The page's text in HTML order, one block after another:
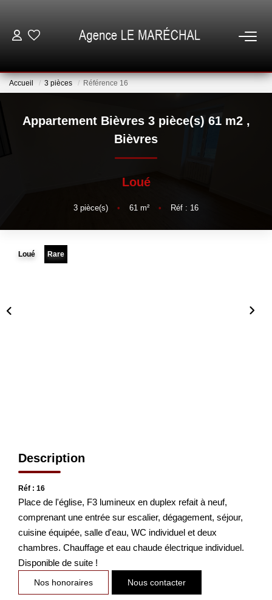
NOTRE AGENCE
GESTION
Accueil 3 pièces Référence 16
Appartement Bièvres 3 pièce(s) 61 m2 ,
Bièvres
Loué
3 pièce(s) • 61 m² • Réf : 16
Loué Rare
Description
Réf : 16
Place de l'église, F3 lumineux en duplex refait à neuf,
comprenant une entrée sur escalier, dégagement, séjour,
cuisine équipée, salle d'eau, WC individuel et deux
chambres. Chauffage et eau chaude électrique individuel.
Disponible de suite !
Nos honoraires Nous contacter